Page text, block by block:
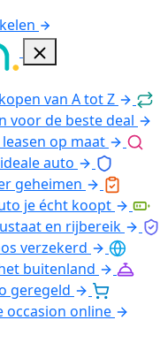
van A tot Z
voor de beste deal
op maat
auto
geheimen
je écht koopt
en rijbereik
verzekerd
buitenland
geregeld
occasion online